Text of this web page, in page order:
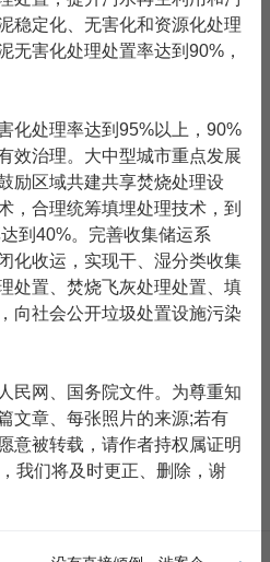
稳定化、无害化和资源化处理
无害化处理处置率达到90%，
处理率达到95%以上，90%
效治理。大中型城市重点发展
励区域共建共享焚烧处理设
，合理统筹填埋处理技术，到
到40%。完善收集储运系
化收运，实现干、湿分类收集
处置、焚烧飞灰处理处置、填
向社会公开垃圾处置设施污染
网、国务院文件。为尊重知
文章、每张照片的来源;若有
意被转载，请作者持权属证明
我们将及时更正、删除，谢